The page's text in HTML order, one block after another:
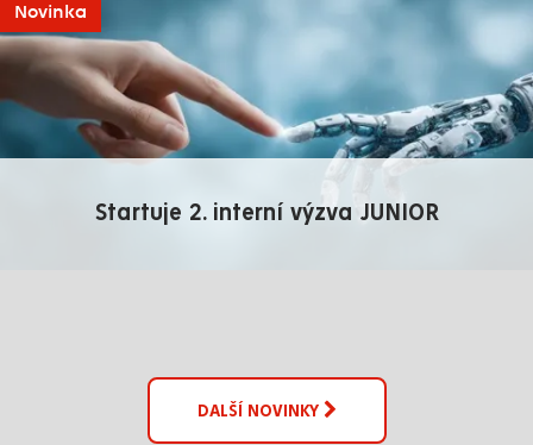
Novinka
Startuje 2. interní výzva JUNIOR
DALŠÍ NOVINKY